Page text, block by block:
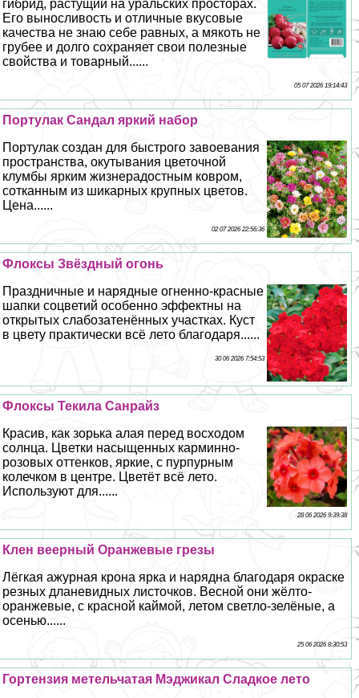
гибрид, растущий на уральских просторах.
Его выносливость и отличные вкусовые
качества не знаю себе равных, а мякоть не
грубее и долго сохраняет свои полезные
свойства и товарный......
05 07 2026 19:14:43
Портулак Сандал яркий набор
Портулак создан для быстрого завоевания
прострaнcтва, окутывания цветочной
клумбы ярким жизнерадостным ковром,
сотканным из шикарных крупных цветов.
Цена......
02 07 2026 22:56:36
Флоксы Звёздный огонь
Праздничные и нарядные огненно-красные
шапки соцветий особенно эффектны на
открытых слабозатенённых участках. Куст
в цвету пpaктически всё лето благодаря......
30 06 2026 7:54:53
Флоксы Текила Санрайз
Красив, как зорька алая перед восходом
солнца. Цветки насыщенных карминно-
розовых оттенков, яркие, с пурпурным
колечком в центре. Цветёт всё лето.
Используют для......
28 06 2026 9:39:38
Клен веерный Оранжевые грезы
Лёгкая ажурная крона ярка и нарядна благодаря окраске
резных дланевидных листочков. Весной они жёлто-
оранжевые, с красной каймой, летом светло-зелёные, а
осенью......
25 06 2026 8:30:53
Гортензия метельчатая Мэджикал Сладкое лето